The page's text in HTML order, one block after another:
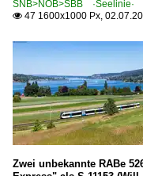
141 R Mikado
Schweiz
Bahnhöfe
Kreuzlingen
Dampfloks
2013
2014
2015
2016
2017
2018
SNB>NOB>SBB ·Seelinie·
 47 1600x1000 Px,
Zwei unbekannte RABe